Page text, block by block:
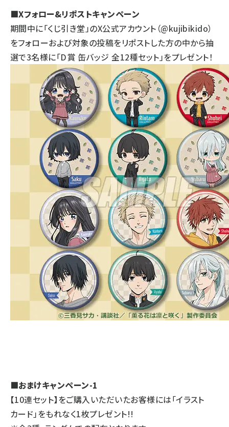
■Xフォロー&リポストキャンペーン
期間中に「くじ引き堂」のX公式アカウント（@kujibikido）
をフォローおよび対象の投稿をリポストした方の中から抽
選で3名様に「D賞 缶バッジ 全12種セット」をプレゼント！
■おまけキャンペーン-1
【10連セット】をご購入いただいたお客様には「イラスト
カード」をもれなく1枚プレゼント!!